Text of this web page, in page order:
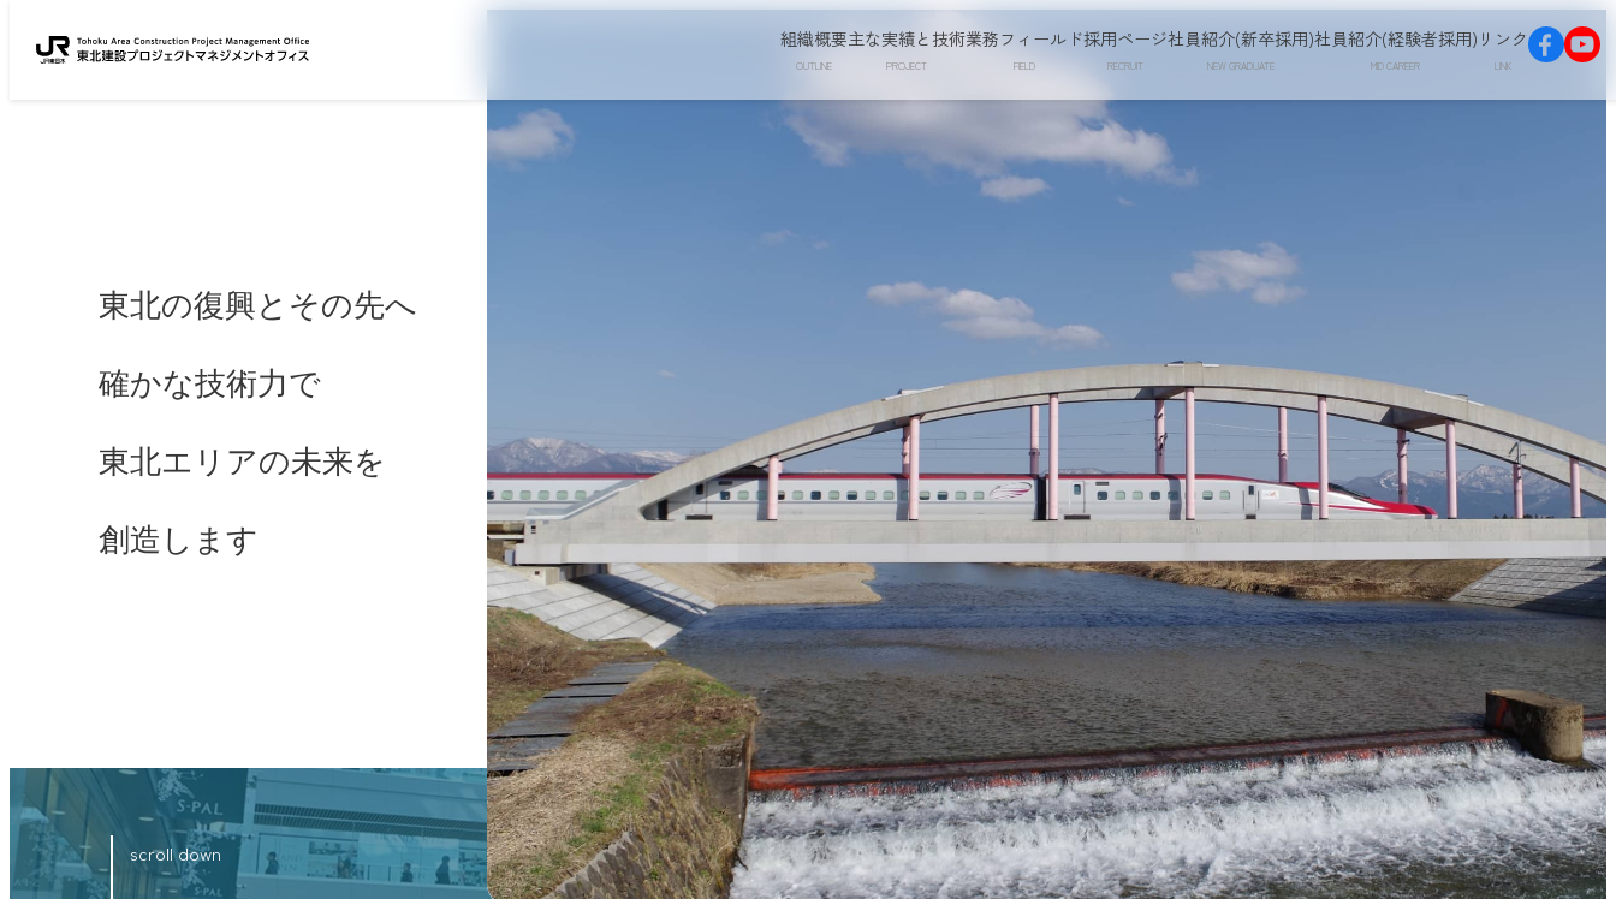
組織概要
OUTLINE
主な実績と技術
PROJECT
業務フィールド
FIELD
採用ページ
RECRUIT
社員紹介(新卒採用)
NEW GRADUATE
社員紹介(経験者採用)
MID CAREER
リンク
LINK
東北の復興とその先へ
確かな技術力で
東北エリアの未来を
創造します
scroll down